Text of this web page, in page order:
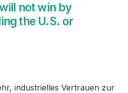
not win by
the U.S. or
industrielles Vertrauen zur